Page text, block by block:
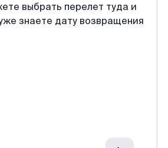
выбрать перелет туда и
знаете дату возвращения